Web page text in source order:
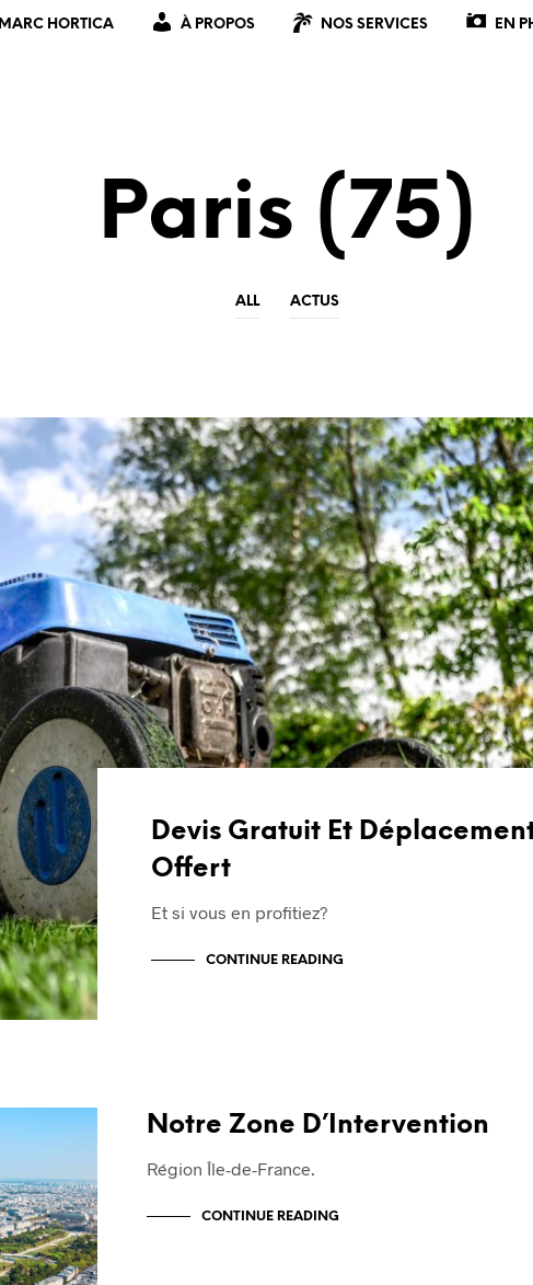
MARC HORTICA À PROPOS NOS SERVICES EN
Paris (75)
ALL ACTUS
Devis Gratuit Et
Offert
Et si vous en profitiez?
CONTINUE READING
Notre Zone D’Intervention
Région Île-de-France.
CONTINUE READING